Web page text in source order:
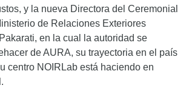
y la nueva Directora del Ceremonial
de Relaciones Exteriores
en la cual la autoridad se
de AURA, su trayectoria en el país
centro NOIRLab está haciendo en